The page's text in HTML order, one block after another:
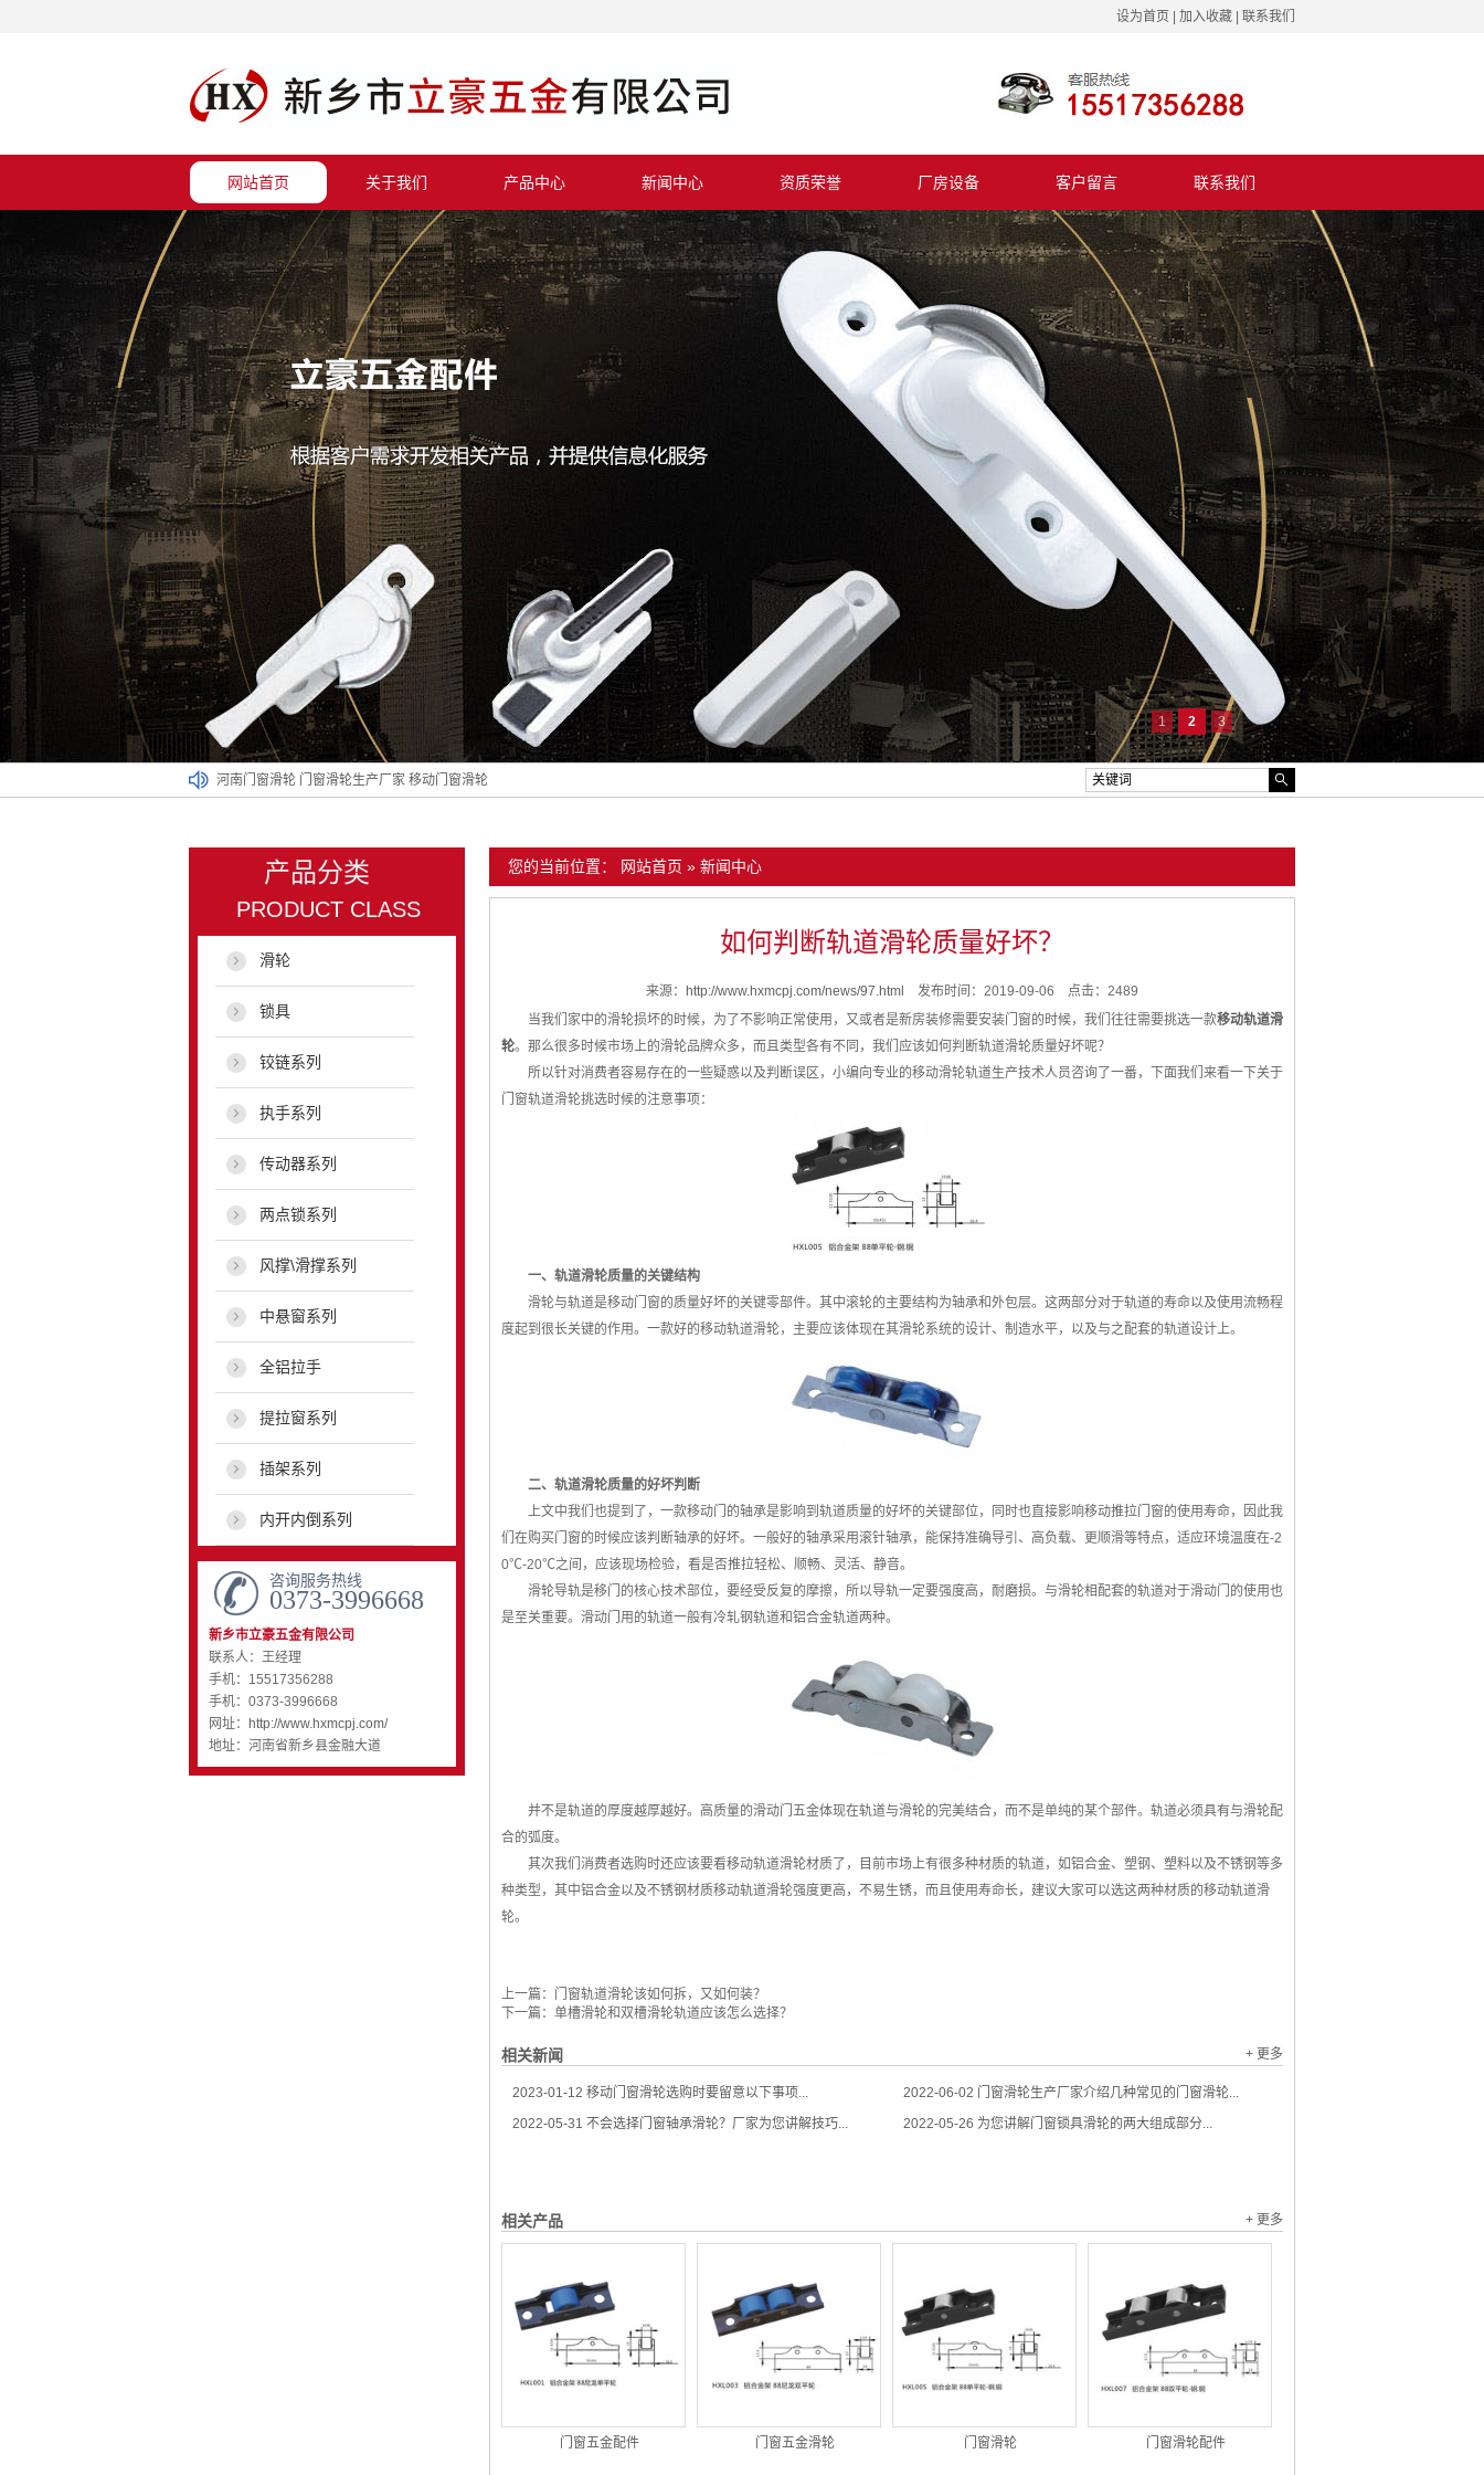
设为首页 加入收藏 联系我们
网站首页 关于我们 产品中心 新闻中心 资质荣誉 厂房设备 客户留言 联系我们
1 2 3
河南门窗滑轮 门窗滑轮生产厂家 移动门窗滑轮
您的当前位置： 网站首页 » 新闻中心
如何判断轨道滑轮质量好坏？
来源： http://www.hxmcpj.com/news/97.html 发布时间：2019-09-06
点击：2489
当我们家中的滑轮损坏的时候，为了不影响正常使用，又或者是新房装修需要安装门窗的时候，我们往往需要挑选一款移动轨道滑
轮。那么很多时候市场上的滑轮品牌众多，而且类型各有不同，我们应该如何判断轨道滑轮质量好坏呢？
所以针对消费者容易存在的一些疑惑以及判断误区，小编向专业的移动滑轮轨道生产技术人员咨询了一番，下面我们来看一下关于
门窗轨道滑轮挑选时候的注意事项：
一、轨道滑轮质量的关键结构
滑轮与轨道是移动门窗的质量好坏的关键零部件。其中滚轮的主要结构为轴承和外包层。这两部分对于轨道的寿命以及使用流畅程
度起到很长关键的作用。一款好的移动轨道滑轮，主要应该体现在其滑轮系统的设计、制造水平，以及与之配套的轨道设计上。
二、轨道滑轮质量的好坏判断
上文中我们也提到了，一款移动门的轴承是影响到轨道质量的好坏的关键部位，同时也直接影响移动推拉门窗的使用寿命，因此我
们在购买门窗的时候应该判断轴承的好坏。一般好的轴承采用滚针轴承，能保持准确导引、高负载、更顺滑等特点，适应环境温度在-2
0℃-20℃之间，应该现场检验，看是否推拉轻松、顺畅、灵活、静音。
滑轮导轨是移门的核心技术部位，要经受反复的摩擦，所以导轨一定要强度高，耐磨损。与滑轮相配套的轨道对于滑动门的使用也
是至关重要。滑动门用的轨道一般有冷轧钢轨道和铝合金轨道两种。
并不是轨道的厚度越厚越好。高质量的滑动门五金体现在轨道与滑轮的完美结合，而不是单纯的某个部件。轨道必须具有与滑轮配
合的弧度。
其次我们消费者选购时还应该要看移动轨道滑轮材质了，目前市场上有很多种材质的轨道，如铝合金、塑钢、塑料以及不锈钢等多
种类型，其中铝合金以及不锈钢材质移动轨道滑轮强度更高，不易生锈，而且使用寿命长，建议大家可以选这两种材质的移动轨道滑
轮。
上一篇： 门窗轨道滑轮该如何拆，又如何装？
下一篇： 单槽滑轮和双槽滑轮轨道应该怎么选择？
相关新闻 + 更多
2023-01-12 移动门窗滑轮选购时要留意以下事项... 2022-06-02 门窗滑轮生产厂家介绍几种常见的门窗滑轮...
2022-05-31 不会选择门窗轴承滑轮？厂家为您讲解技巧... 2022-05-26 为您讲解门窗锁具滑轮的两大组成部分...
相关产品 + 更多
门窗五金配件 门窗五金滑轮 门窗滑轮 门窗滑轮配件
产品分类
PRODUCT CLASS
滑轮
锁具
铰链系列
执手系列
传动器系列
两点锁系列
风撑\滑撑系列
中悬窗系列
全铝拉手
提拉窗系列
插架系列
内开内倒系列
咨询服务热线
0373-3996668
新乡市立豪五金有限公司
联系人：王经理
手机：15517356288
手机：0373-3996668
网址：
http://www.hxmcpj.com/
地址：河南省新乡县金融大道